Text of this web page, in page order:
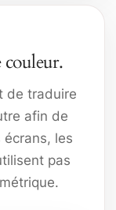
couleur.
de traduire
afin de
les
pas